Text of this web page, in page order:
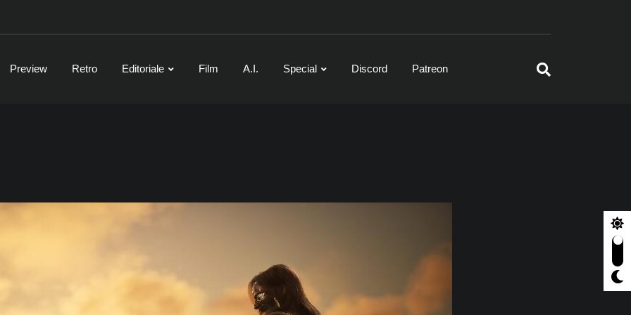
Preview Retro Editoriale Film A.I. Special Discord Patreon